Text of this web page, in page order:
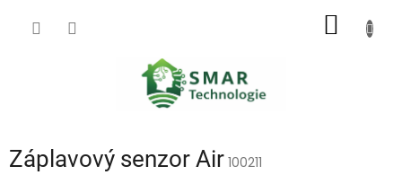
Záplavový senzor Air 100211